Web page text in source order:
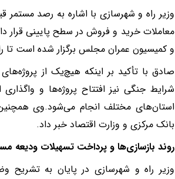
وزیر راه و شهرسازی با اشاره به رصد
معاملات خرید و فروش در سطح پایینی قرار
و کمیسیون عمران مجلس برگزار شده است تا
صادق با تأکید بر اینکه هیچ‌یک از
شرایط جنگی نیز افتتاح پروژه‌ها و
استان‌های مختلف انجام می‌شود.وی
بانک مرکزی و وزارت اقتصاد خبر داد.
روند بازسازی‌ها و پرداخت تسهیلات ودیعه
وزیر راه و شهرسازی در پایان به تشریح